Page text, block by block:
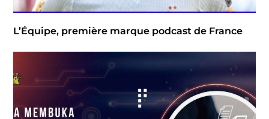
L’Équipe, première marque podcast de France